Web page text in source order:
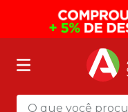
O que você procura?